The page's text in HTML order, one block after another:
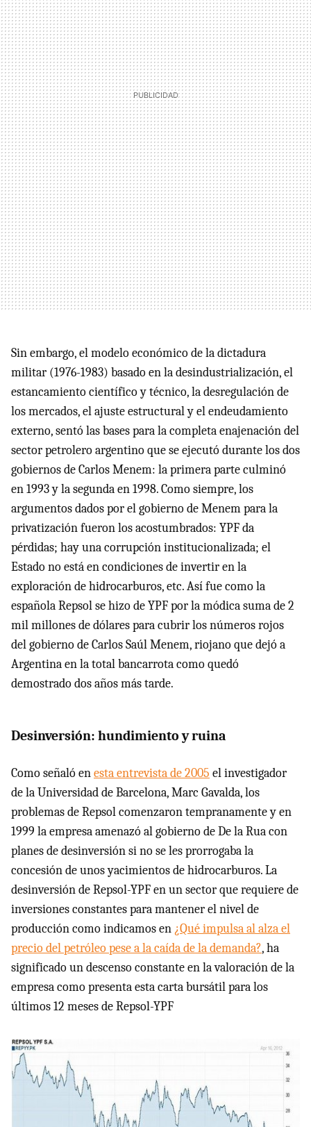
Sin embargo, el modelo económico de la dictadura
militar (1976-1983) basado en la desindustrialización, el
estancamiento científico y técnico, la desregulación de
los mercados, el ajuste estructural y el endeudamiento
externo, sentó las bases para la completa enajenación del
sector petrolero argentino que se ejecutó durante los dos
gobiernos de Carlos Menem: la primera parte culminó
en 1993 y la segunda en 1998. Como siempre, los
argumentos dados por el gobierno de Menem para la
privatización fueron los acostumbrados: YPFda
pérdidas; hay una corrupción institucionalizada; el
Estado no está en condiciones de invertir en la
exploración de hidrocarburos, etc. Así fue como la
española Repsol se hizo deYPFpor la módica suma de 2
mil millones de dólares para cubrir los números rojos
del gobierno de Carlos Saúl Menem, riojano que dejó a
Argentina en la total bancarrota como quedó
demostrado dos años más tarde.
Desinversión: hundimiento y ruina
Como señaló enesta entrevista de 2005 el investigador
de la Universidad de Barcelona, Marc Gavalda, los
problemas de Repsol comenzaron tempranamente y en
1999 la empresa amenazó al gobierno de De la Rua con
planes de desinversión si no se les prorrogaba la
concesión de unos yacimientos de hidrocarburos. La
desinversión de Repsol-YPFen un sector que requiere de
inversiones constantes para mantener el nivel de
producción como indicamos en ¿Qué impulsa al alza el
precio del petróleo pese a la caída de la demanda?, ha
significado un descenso constante en la valoración de la
empresa como presenta esta carta bursátil para los
últimos 12 meses de Repsol-YPF